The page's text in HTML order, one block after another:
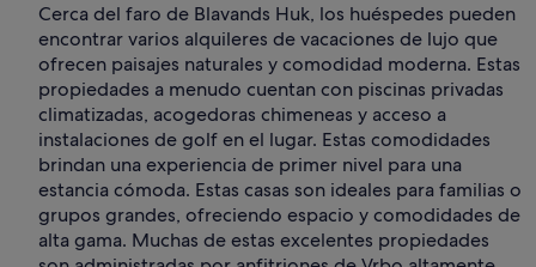
Cerca del faro de Blavands Huk, los huéspedes pueden
encontrar varios alquileres de vacaciones de lujo que
ofrecen paisajes naturales y comodidad moderna. Estas
propiedades a menudo cuentan con piscinas privadas
climatizadas, acogedoras chimeneas y acceso a
instalaciones de golf en el lugar. Estas comodidades
brindan una experiencia de primer nivel para una
estancia cómoda. Estas casas son ideales para familias o
grupos grandes, ofreciendo espacio y comodidades de
alta gama. Muchas de estas excelentes propiedades